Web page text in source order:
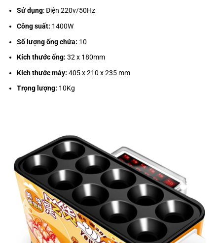
Sử dụng: Điện 220v/50Hz
Công suất: 1400W
Số lượng ống chứa: 10
Kích thước ống: 32 x 180mm
Kích thước máy: 405 x 210 x 235 mm
Trọng lượng: 10Kg